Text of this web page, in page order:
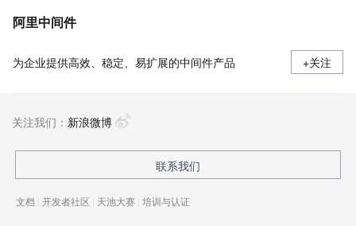
阿里中间件
为企业提供高效、稳定、易扩展的中间件产品 +关注
关注我们： 新浪微博
联系我们
文档 | 开发者社区 | 天池大赛 | 培训与认证